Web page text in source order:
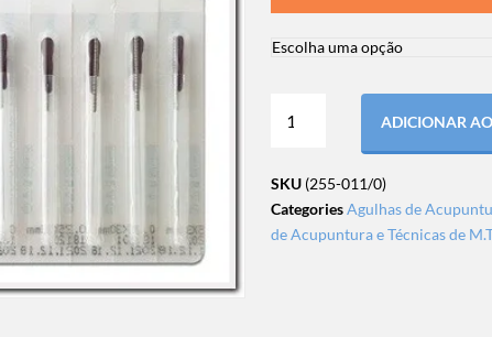
ADICIONAR
SKU (255-011/0)
CategoriesAgulhas de
de Acupuntura e Técnicas de